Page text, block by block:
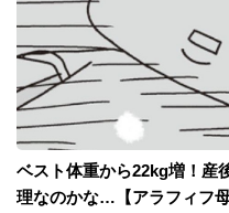
ベスト体重から22kg増！産
理なのかな…【アラフィフ